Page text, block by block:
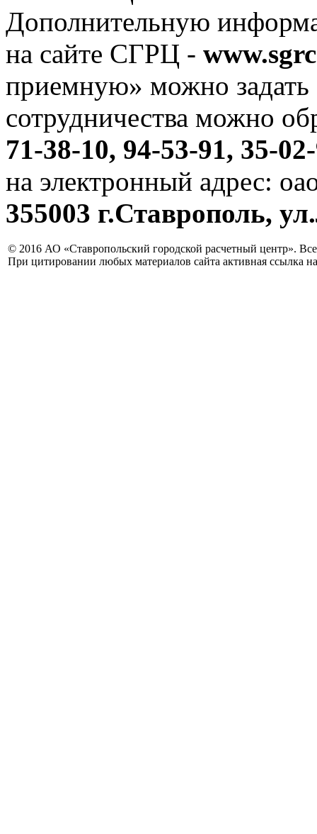
Дополнительную
на сайте СГРЦ -
приемную» можно задать
сотрудничества можно
71-38-10, 94-53-91, 35-
на электронный адрес:
355003 г.Ставрополь,
© 2016 АО «Ставропольский городской расчетный центр».
При цитировании любых материалов сайта активная ссылка